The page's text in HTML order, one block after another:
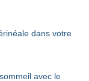
dans votre
avec le